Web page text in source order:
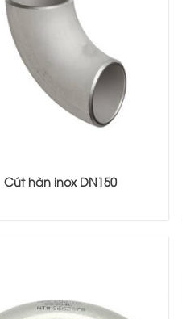
Cút hàn inox DN150